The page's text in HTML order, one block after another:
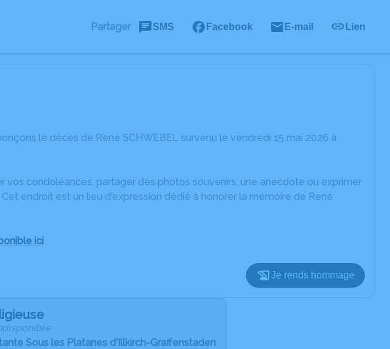
Partager SMS Facebook E-mail Lien
le décès de René SCHWEBEL survenu le vendredi 15 mai 2026 à
vos condoléances, partager des photos souvenirs, une anecdote ou exprimer
endroit est un lieu d'expression dédié à honorer la mémoire de René
ici.
Je rends hommage
Sous les Platanes d'Illkirch-Graffenstaden